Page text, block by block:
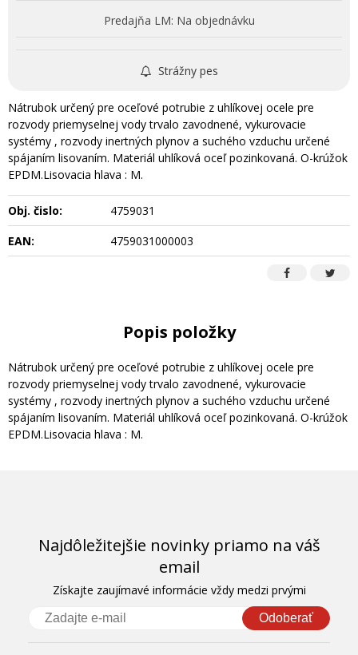
Predajňa LM: Na objednávku
Strážny pes
Nátrubok určený pre oceľové potrubie z uhlíkovej ocele pre
rozvody priemyselnej vody trvalo zavodnené, vykurovacie
systémy , rozvody inertných plynov a suchého vzduchu určené
spájaním lisovaním. Materiál uhlíková oceľ pozinkovaná. O-krúžok
EPDM.Lisovacia hlava : M.
Obj. čislo:
4759031
EAN:
4759031000003
Popis položky
Nátrubok určený pre oceľové potrubie z uhlíkovej ocele pre
rozvody priemyselnej vody trvalo zavodnené, vykurovacie
systémy , rozvody inertných plynov a suchého vzduchu určené
spájaním lisovaním. Materiál uhlíková oceľ pozinkovaná. O-krúžok
EPDM.Lisovacia hlava : M.
Najdôležitejšie novinky priamo na váš
email
Získajte zaujímavé informácie vždy medzi prvými
Odoberať